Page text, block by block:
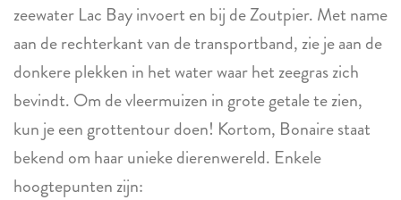
zeewater Lac Bay invoert en bij de Zoutpier. Met name
aan de rechterkant van de transportband, zie je aan de
donkere plekken in het water waar het zeegras zich
bevindt. Om de vleermuizen in grote getale te zien,
kun je een grottentour doen! Kortom, Bonaire staat
bekend om haar unieke dierenwereld. Enkele
hoogtepunten zijn: